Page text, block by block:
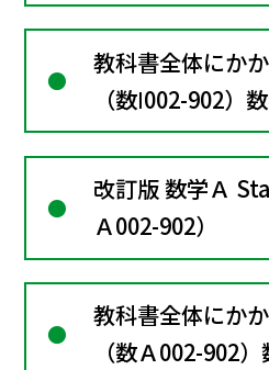
教科書全体にか
（数Ⅰ002-902）
ⅠStandard
改訂版 数学Ａ
Ａ002-902）
教科書全体にか
（数Ａ002-902